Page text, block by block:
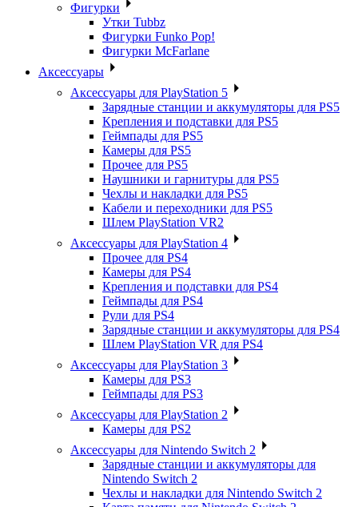
Фигурки
Утки Tubbz
Фигурки Funko Pop!
Фигурки McFarlane
Аксессуары
Аксессуары для PlayStation 5
Зарядные станции и аккумуляторы для PS5
Крепления и подставки для PS5
Геймпады для PS5
Камеры для PS5
Прочее для PS5
Наушники и гарнитуры для PS5
Чехлы и накладки для PS5
Кабели и переходники для PS5
Шлем PlayStation VR2
Аксессуары для PlayStation 4
Прочее для PS4
Камеры для PS4
Крепления и подставки для PS4
Геймпады для PS4
Рули для PS4
Зарядные станции и аккумуляторы для PS4
Шлем PlayStation VR для PS4
Аксессуары для PlayStation 3
Камеры для PS3
Геймпады для PS3
Аксессуары для PlayStation 2
Камеры для PS2
Аксессуары для Nintendo Switch 2
Зарядные станции и аккумуляторы для
Nintendo Switch 2
Чехлы и накладки для Nintendo Switch 2